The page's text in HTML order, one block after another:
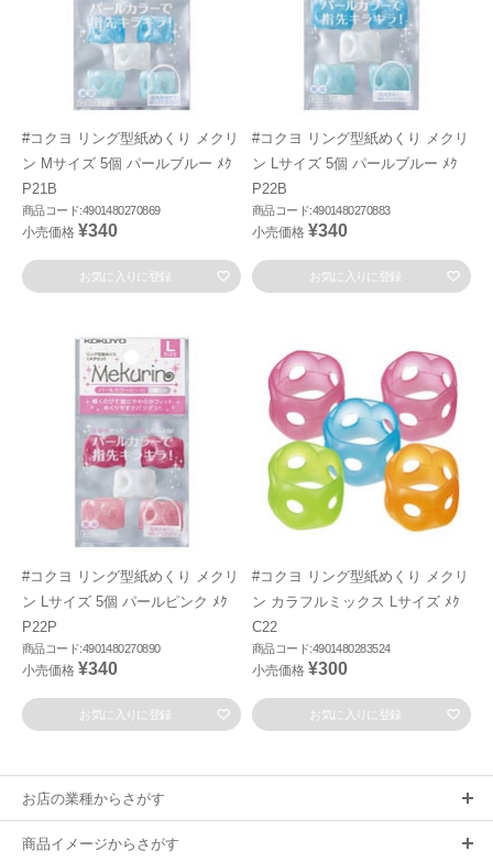
#コクヨ リング型紙めくり メクリ
ン Mサイズ 5個 パールブルー ﾒｸ
P21B
商品コード:4901480270869
小売価格 ¥340
お気に入りに登録
#コクヨ リング型紙めくり メクリ
ン Lサイズ 5個 パールブルー ﾒｸ
P22B
商品コード:4901480270883
小売価格 ¥340
お気に入りに登録
#コクヨ リング型紙めくり メクリ
ン Lサイズ 5個 パールピンク ﾒｸ
P22P
商品コード:4901480270890
小売価格 ¥340
お気に入りに登録
#コクヨ リング型紙めくり メクリ
ン カラフルミックス Lサイズ ﾒｸ
C22
商品コード:4901480283524
小売価格 ¥300
お気に入りに登録
お店の業種からさがす
商品イメージからさがす